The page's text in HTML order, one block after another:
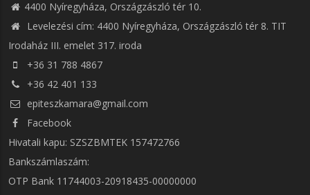
4400 Nyíregyháza, Országzászló tér 10.
Levelezési cím: 4400 Nyíregyháza, Országzászló tér 8. TIT
Irodaház III. emelet 317. iroda
+36 31 788 4867
+36 42 401 133
epiteszkamara@gmail.com
Facebook
Hivatali kapu: SZSZBMTEK 157472766
Bankszámlaszám:
OTP Bank 11744003-20918435-00000000